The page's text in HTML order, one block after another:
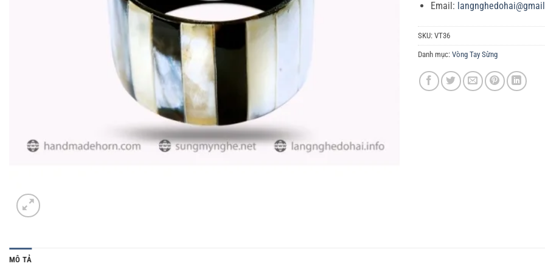
Email:
SKU: VT36
Danh mục: Vòng Tay Sừng
MÔ TẢ